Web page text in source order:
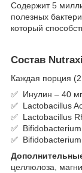
Содержит 5
полезных
который
Состав
Каждая порция (2
✅ Инулин – 40 мг
✅ Lactobacillus
✅ Lactobacillus
✅
✅
целлюлоза,